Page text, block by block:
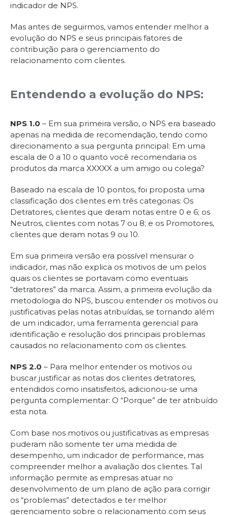
indicador de NPS.
Mas antes de seguirmos, vamos entender melhor a
evolução do NPS e seus principais fatores de
contribuição para o gerenciamento do
relacionamento com clientes.
Entendendo a evolução do NPS:
NPS 1.0 – Em sua primeira versão, o NPS era baseado
apenas na medida de recomendação, tendo como
direcionamento a sua pergunta principal: Em uma
escala de 0 a 10 o quanto você recomendaria os
produtos da marca XXXXX a um amigo ou colega?
Baseado na escala de 10 pontos, foi proposta uma
classificação dos clientes em três categorias: Os
Detratores, clientes que deram notas entre 0 e 6; os
Neutros, clientes com notas 7 ou 8; e os Promotores,
clientes que deram notas 9 ou 10.
Em sua primeira versão era possível mensurar o
indicador, mas não explica os motivos de um pelos
quais os clientes se portavam como eventuais
“detratores” da marca. Assim, a primeira evolução da
metodologia do NPS, buscou entender os motivos ou
justificativas pelas notas atribuídas, se tornando além
de um indicador, uma ferramenta gerencial para
identificação e resolução dos principais problemas
causados no relacionamento com os clientes.
NPS 2.0 – Para melhor entender os motivos ou
buscar justificar as notas dos clientes detratores,
entendidos como insatisfeitos, adicionou-se uma
pergunta complementar: O “Porque” de ter atribuído
esta nota.
Com base nos motivos ou justificativas as empresas
puderam não somente ter uma medida de
desempenho, um indicador de performance, mas
compreender melhor a avaliação dos clientes. Tal
informação permite as empresas atuar no
desenvolvimento de um plano de ação para corrigir
os “problemas” detectados e ter melhor
gerenciamento sobre o relacionamento com seus